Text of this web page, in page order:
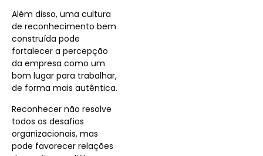
Além disso, uma cultura
de reconhecimento bem
construída pode
fortalecer a percepção
da empresa como um
bom lugar para trabalhar,
de forma mais autêntica.
Reconhecer não resolve
todos os desafios
organizacionais, mas
pode favorecer relações